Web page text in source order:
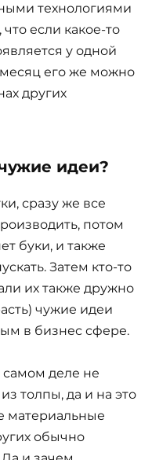
технологиями
если какое-то
у одной
его же можно
других
идеи?
сразу же все
потом
буки, и также
Затем кто-то
их также дружно
чужие идеи
в бизнес сфере.
самом деле не
толпы, да и на это
материальные
обычно